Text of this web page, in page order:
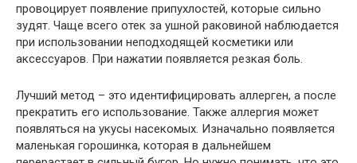
провоцирует появление припухлостей, которые сильно
зудят. Чаще всего отек за ушной раковиной наблюдается
при использовании неподходящей косметики или
аксессуаров. При нажатии появляется резкая боль.
Лучший метод – это идентифицировать аллерген, а после
прекратить его использование. Также аллергия может
появляться на укусы насекомых. Изначально появляется
маленькая горошинка, которая в дальнейшем